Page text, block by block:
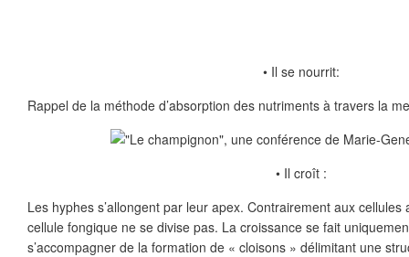
• Il se nourrit:
Rappel de la méthode d’absorption des nutriments à travers la
• Il croît :
Les hyphes s’allongent par leur apex. Contrairement aux
cellule fongique ne se divise pas. La croissance se fait
s’accompagner de la formation de « cloisons » délimitant une